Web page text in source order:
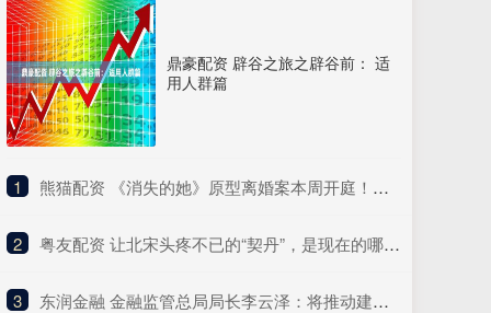
鼎豪配资 辟谷之旅之辟谷前： 适
用人群篇
1 ​熊猫配资 《消失的她》原型离婚案本周开庭！称无法统计医疗次数和金额
2 ​粤友配资 让北宋头疼不已的“契丹”，是现在的哪个民族？说出来你或许不信
3 ​东润金融 金融监管总局局长李云泽：将推动建立信贷支持科技创新的专门机制 支持银行有序设立科技金融专门机构